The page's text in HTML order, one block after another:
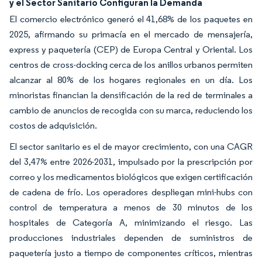
El comercio electrónico generó el 41,68% de los paquetes en
2025, afirmando su primacía en el mercado de mensajería,
express y paquetería (CEP) de Europa Central y Oriental. Los
centros de cross-docking cerca de los anillos urbanos permiten
alcanzar al 80% de los hogares regionales en un día. Los
minoristas financian la densificación de la red de terminales a
cambio de anuncios de recogida con su marca, reduciendo los
costos de adquisición.
El sector sanitario es el de mayor crecimiento, con una CAGR
del 3,47% entre 2026-2031, impulsado por la prescripción por
correo y los medicamentos biológicos que exigen certificación
de cadena de frío. Los operadores despliegan mini-hubs con
control de temperatura a menos de 30 minutos de los
hospitales de Categoría A, minimizando el riesgo. Las
producciones industriales dependen de suministros de
paquetería justo a tiempo de componentes críticos, mientras